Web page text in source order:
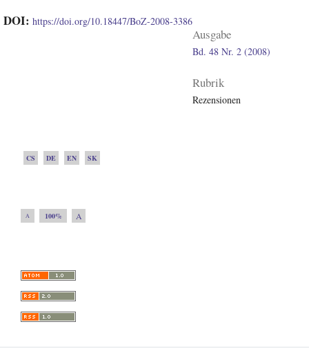
DOI: https://doi.org/10.18447/BoZ-2008-3386
Ausgabe
Bd. 48 Nr. 2 (2008)
Rubrik
Rezensionen
CS DE EN SK
A 100% A